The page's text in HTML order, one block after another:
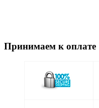
Принимаем к оплате